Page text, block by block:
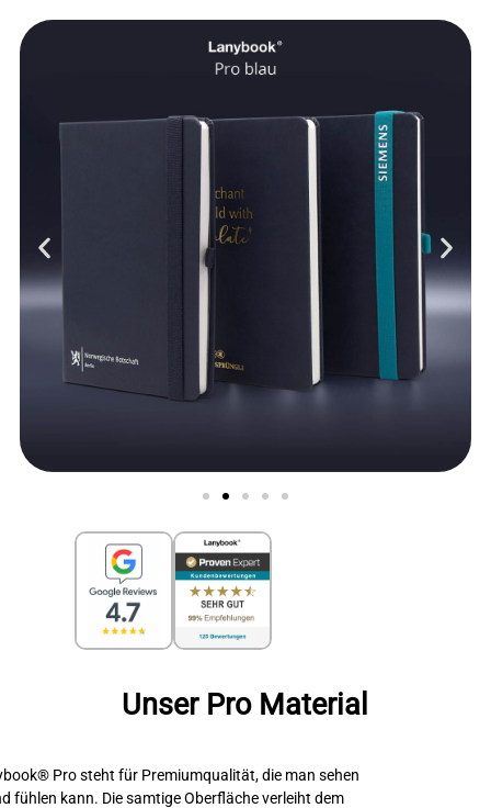
Unser Pro Material
Pro steht für Premiumqualität, die man sehen
fühlen kann. Die samtige Oberfläche verleiht dem